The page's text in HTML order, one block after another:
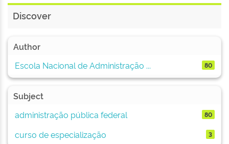
Discover
Author
Escola Nacional de Administração ...
80
Subject
administração pública federal
80
curso de especialização 3